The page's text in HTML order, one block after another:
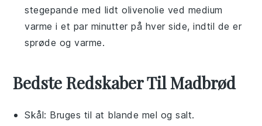
stegepande med lidtolivenolie ved medium
varme i et par minutter på hver side, indtil de er
sprøde og varme.
Bedste Redskaber Til Madbrød
Skål: Bruges til at blande mel og salt.